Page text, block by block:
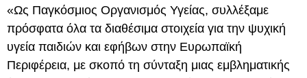
«Ως Παγκόσμιος Οργανισμός Υγείας, συλλέξαμε
πρόσφατα όλα τα διαθέσιμα στοιχεία για την ψυχική
υγεία παιδιών και εφήβων στην Ευρωπαϊκή
Περιφέρεια, με σκοπό τη σύνταξη μιας εμβληματικής